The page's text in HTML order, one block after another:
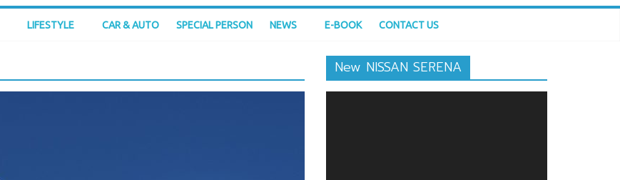
LIFESTYLE CAR & AUTO SPECIAL PERSON NEWS E-BOOK CONTACT US
New NISSAN SERENA